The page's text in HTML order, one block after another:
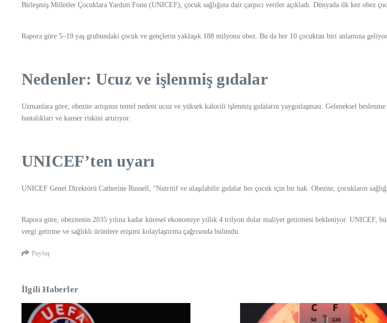
Birleşmiş Milletler Çocuklara Yardım Fonu (UNICEF), çocuk sağlığına dair çarpıcı veriler açıkladı. Dünyada ilk kez obez
Rapora göre 5–19 yaş grubundaki çocuk ve gençlerin yaklaşık 188 milyonu obez. Bu da her 10 çocuktan biri anlamına
Nedenler: Ucuz ve işlenmiş gıdalar
Uzmanlara göre, obezite artışının temel nedeni ucuz ve yüksek kalorili işlenmiş gıdaların yaygınlaşması. Geleneksel
hastalıkları ve kanser riskini artırıyor.
UNICEF’ten uyarı
UNICEF Genel Direktörü Catherine Russell, “Nutritif ve ulaşılabilir gıdalar her çocuk için bir hak. Obezite, çocukların
Rapora göre, obezitenin 2035 yılına kadar küresel ekonomiye yıllık 4 trilyon dolar maliyet getirmesi bekleniyor. UNICEF,
vergi getirme ve sağlıklı ürünlere erişimi kolaylaştırma çağrısında bulundu.
Paylaş
İlgili Haberler